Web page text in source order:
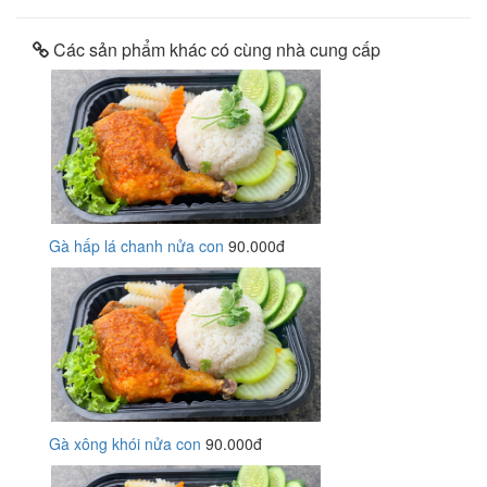
Các sản phẩm khác có cùng nhà cung cấp
Gà hấp lá chanh nửa con 90.000đ
Gà xông khói nửa con 90.000đ